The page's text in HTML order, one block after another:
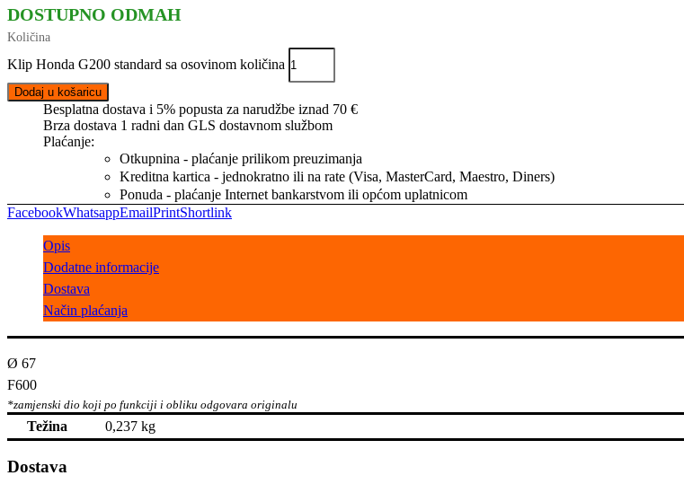
DOSTUPNO ODMAH
Klip Honda G200 standard sa osovinom količina
Dodaj u košaricu
Besplatna dostava i 5% popusta za narudžbe iznad 70 €
Brza dostava 1 radni dan GLS dostavnom službom
Plaćanje:
Otkupnina - plaćanje prilikom preuzimanja
Kreditna kartica - jednokratno ili na rate (Visa, MasterCard, Maestro, Diners)
Ponuda - plaćanje Internet bankarstvom ili općom uplatnicom
FacebookWhatsappEmailPrintShortlink
Opis
Dodatne informacije
Dostava
Način plaćanja
Ø 67
F600
Težina 0,237 kg
Dostava